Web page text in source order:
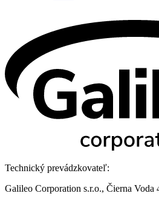
Technický prevádzkovateľ:
Galileo Corporation s.r.o., Čierna Voda